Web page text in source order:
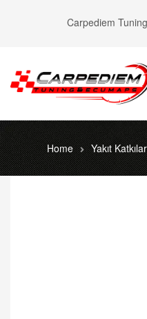
Carpediem
Home Yakıt